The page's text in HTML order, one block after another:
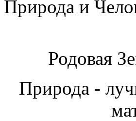
Природа и
Родовая
Природа -